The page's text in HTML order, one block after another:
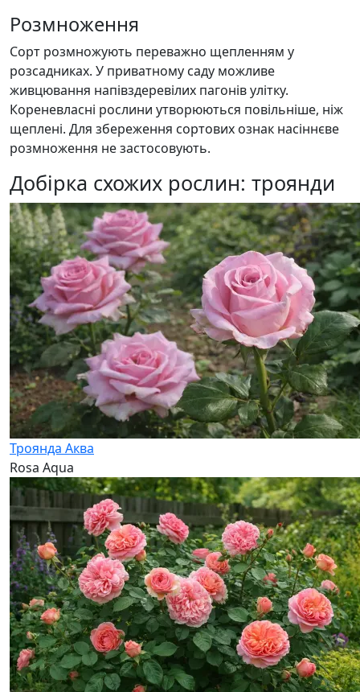
Розмноження
Сорт розмножують переважно щепленням у
розсадниках. У приватному саду можливе
живцювання напівздеревілих пагонів улітку.
Кореневласні рослини утворюються повільніше, ніж
щеплені. Для збереження сортових ознак насіннєве
розмноження не застосовують.
Добірка схожих рослин: троянди
Троянда Аква
Rosa Aqua